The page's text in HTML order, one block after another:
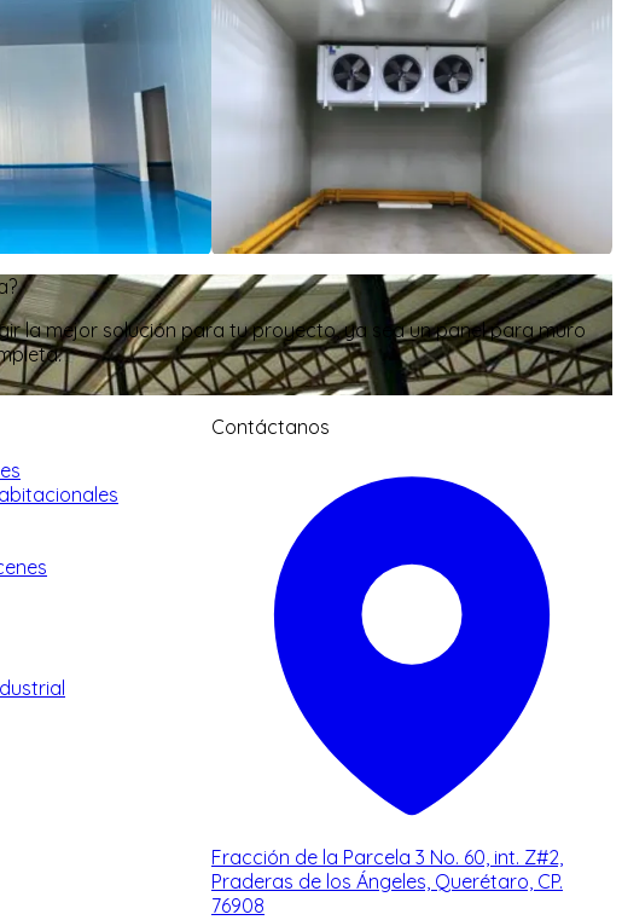
la mejor solución para tu proyecto, ya sea un panel para muro
Contáctanos
Fracción de la Parcela 3 No. 60, int. Z#2,
Praderas de los Ángeles, Querétaro, CP.
76908